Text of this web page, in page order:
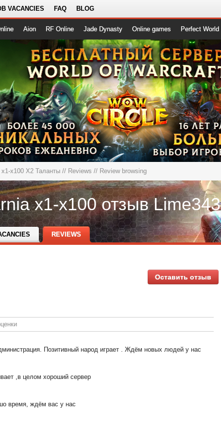
VACANCIES FAQ BLOG
Aion RF Online Jade Dynasty Online games Perfect World
x1-x100 X2 Таланты // Reviews // Review browsing
x1-x100 отзыв Lime343
REVIEWS
Оставить отзыв
Позитивный народ играет . Ждём новых людей у нас
,в целом хороший сервер
время, ждём вас у нас